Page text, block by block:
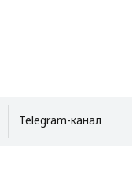
Telegram-канал